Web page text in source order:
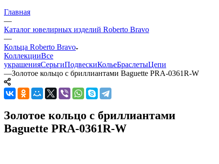
Главная
—
Каталог ювелирных изделий Roberto Bravo
—
Кольца Roberto Bravo
КоллекцииВсе
украшенияСерьгиПодвескиКольеБраслетыЦепи
—Золотое кольцо с бриллиантами Baguette PRA-0361R-W
Золотое кольцо с бриллиантами
Baguette PRA-0361R-W